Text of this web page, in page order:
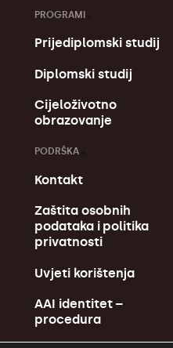
PROGRAMI
Prijediplomski studij
Diplomski studij
Cijeloživotno
obrazovanje
PODRŠKA
Kontakt
Zaštita osobnih
podataka i politika
privatnosti
Uvjeti korištenja
AAI identitet –
procedura